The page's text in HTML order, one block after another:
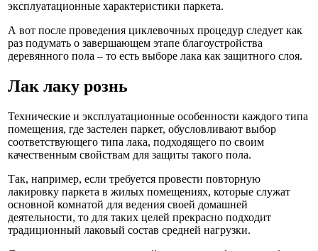
эксплуатационные характеристики паркета.
А вот после проведения циклевочных процедур следует как
раз подумать о завершающем этапе благоустройства
деревянного пола – то есть выборе лака как защитного слоя.
Лак лаку рознь
Технические и эксплуатационные особенности каждого типа
помещения, где застелен паркет, обусловливают выбор
соответствующего типа лака, подходящего по своим
качественным свойствам для защиты такого пола.
Так, например, если требуется провести повторную
лакировку паркета в жилых помещениях, которые служат
основной комнатой для ведения своей домашней
деятельности, то для таких целей прекрасно подходит
традиционный лаковый состав средней нагрузки.